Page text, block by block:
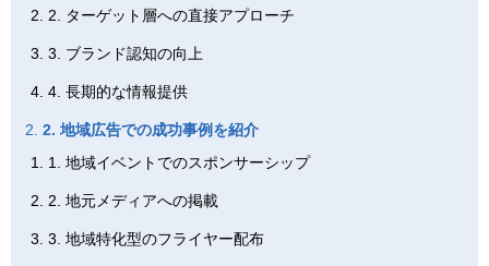
2. ターゲット層への直接アプローチ
3. ブランド認知の向上
4. 長期的な情報提供
2. 地域広告での成功事例を紹介
1. 地域イベントでのスポンサーシップ
2. 地元メディアへの掲載
3. 地域特化型のフライヤー配布